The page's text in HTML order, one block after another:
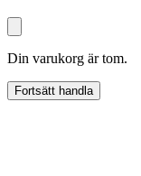
Din varukorg är tom.
Fortsätt handla